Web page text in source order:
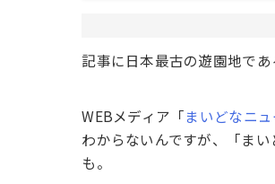
記事に日本最古の遊園地で
WEBメディア「まいどなニュ
わからないんですが、「ま
も。